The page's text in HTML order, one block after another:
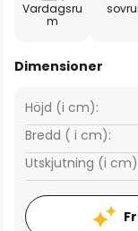
Vardagsru
m
Dimensioner
Bredd ( i cm):
Höjd (i cm):
Utskjutning (i